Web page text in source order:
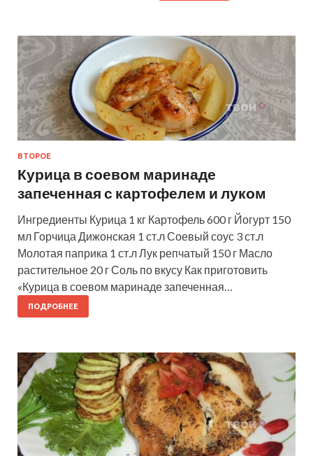
ВТОРОЕ
Курица в соевом маринаде
запеченная с картофелем и луком
Ингредиенты Курица 1 кг Картофель 600 г Йогурт 150
мл Горчица Дижонская 1 ст.л Соевый соус 3 ст.л
Молотая паприка 1 ст.л Лук репчатый 150 г Масло
растительное 20 г Соль по вкусу Как приготовить
«Курица в соевом маринаде запеченная…
ПОДРОБНЕЕ